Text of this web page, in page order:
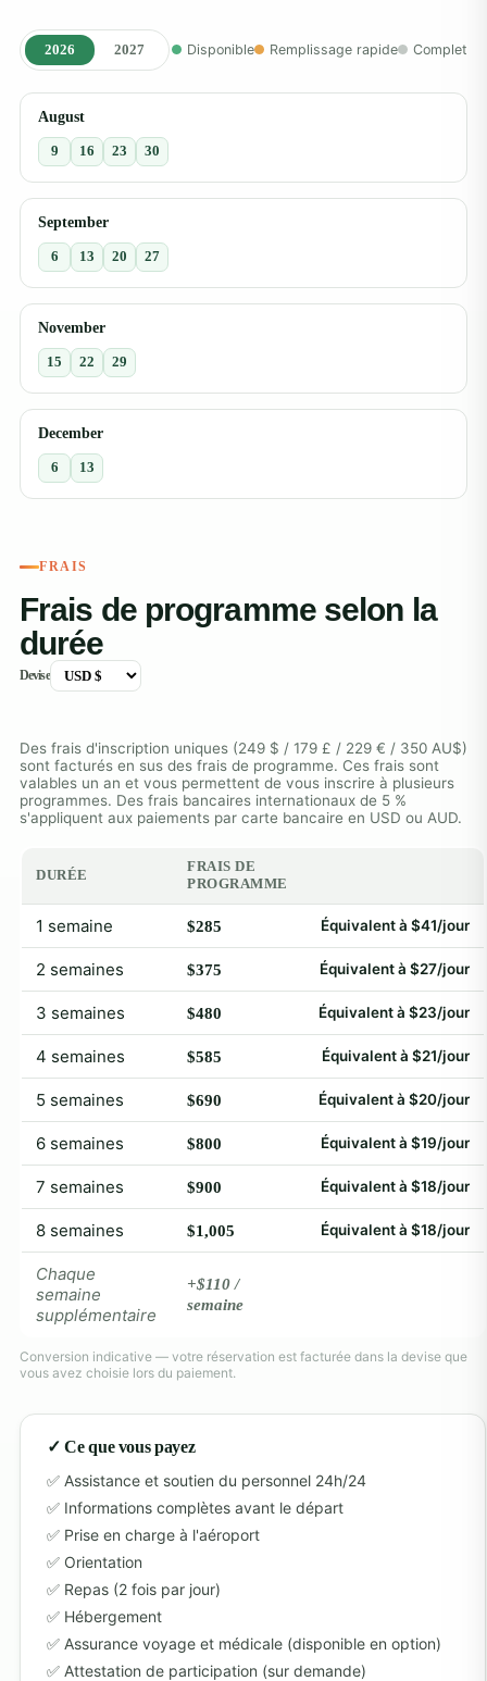
2026 2027 Disponible Remplissage rapide Complet
August
9 16 23 30
September
6 13 20 27
November
15 22 29
December
6 13
FRAIS
Frais de programme selon la
durée
Devise
Des frais d'inscription uniques (249 $ / 179 £ / 229 € / 350 AU$)
sont facturés en sus des frais de programme. Ces frais sont
valables un an et vous permettent de vous inscrire à plusieurs
programmes. Des frais bancaires internationaux de 5 %
s'appliquent aux paiements par carte bancaire en USD ou AUD.
DURÉE
FRAIS DE
PROGRAMME
1 semaine $285 Équivalent à $41/jour
2 semaines $375 Équivalent à $27/jour
3 semaines $480 Équivalent à $23/jour
4 semaines $585 Équivalent à $21/jour
5 semaines $690 Équivalent à $20/jour
6 semaines $800 Équivalent à $19/jour
7 semaines $900 Équivalent à $18/jour
8 semaines $1,005 Équivalent à $18/jour
Chaque
semaine
supplémentaire
+$110 /
semaine
Conversion indicative — votre réservation est facturée dans la devise que
vous avez choisie lors du paiement.
✓ Ce que vous payez
Assistance et soutien du personnel 24h/24
Informations complètes avant le départ
Prise en charge à l'aéroport
Orientation
Repas (2 fois par jour)
Hébergement
Assurance voyage et médicale (disponible en option)
Attestation de participation (sur demande)